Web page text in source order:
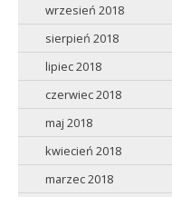
wrzesień 2018
sierpień 2018
lipiec 2018
czerwiec 2018
maj 2018
kwiecień 2018
marzec 2018